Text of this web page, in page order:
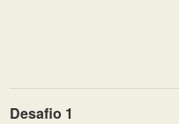
Desafio 1